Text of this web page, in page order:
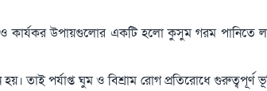
কার্যকর উপায়গুলোর একটি হলো কুসুম গরম পানিতে
তাই পর্যাপ্ত ঘুম ও বিশ্রাম রোগ প্রতিরোধে গুরুত্বপূর্ণ